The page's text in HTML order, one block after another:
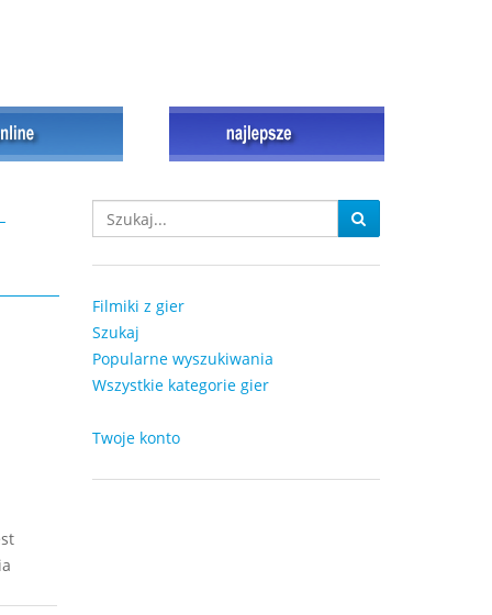
Filmiki z gier
Szukaj
Popularne wyszukiwania
Wszystkie kategorie gier
Twoje konto